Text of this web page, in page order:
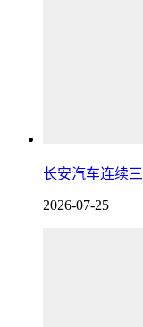
长安汽车连续
2026-07-25